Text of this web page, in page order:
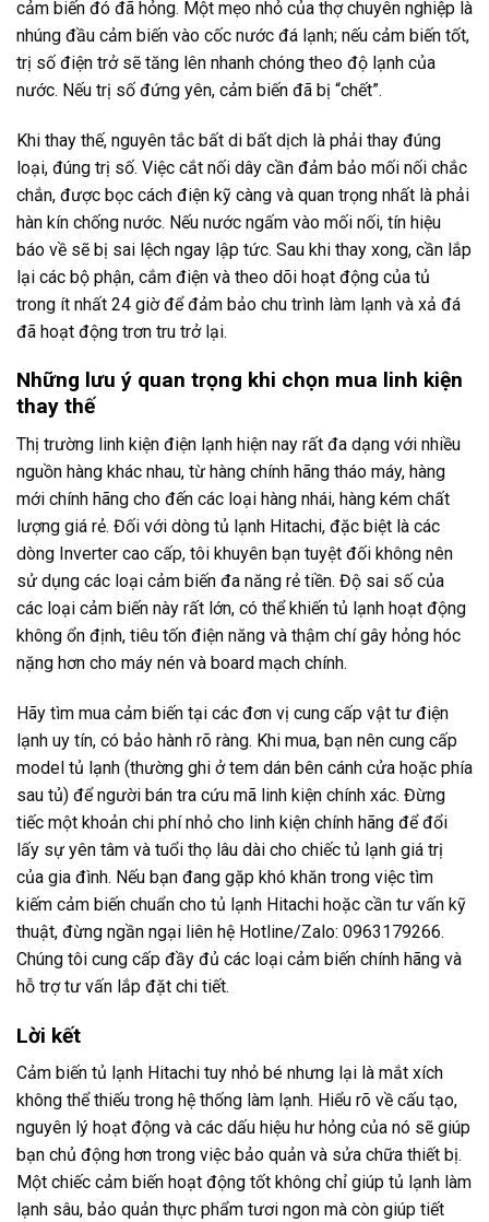
cảm biến đó đã hỏng. Một mẹo nhỏ của thợ chuyên nghiệp là
nhúng đầu cảm biến vào cốc nước đá lạnh; nếu cảm biến tốt,
trị số điện trở sẽ tăng lên nhanh chóng theo độ lạnh của
nước. Nếu trị số đứng yên, cảm biến đã bị “chết”.
Khi thay thế, nguyên tắc bất di bất dịch là phải thay đúng
loại, đúng trị số. Việc cắt nối dây cần đảm bảo mối nối chắc
chắn, được bọc cách điện kỹ càng và quan trọng nhất là phải
hàn kín chống nước. Nếu nước ngấm vào mối nối, tín hiệu
báo về sẽ bị sai lệch ngay lập tức. Sau khi thay xong, cần lắp
lại các bộ phận, cắm điện và theo dõi hoạt động của tủ
trong ít nhất 24 giờ để đảm bảo chu trình làm lạnh và xả đá
đã hoạt động trơn tru trở lại.
Những lưu ý quan trọng khi chọn mua linh kiện
thay thế
Thị trường linh kiện điện lạnh hiện nay rất đa dạng với nhiều
nguồn hàng khác nhau, từ hàng chính hãng tháo máy, hàng
mới chính hãng cho đến các loại hàng nhái, hàng kém chất
lượng giá rẻ. Đối với dòng tủ lạnh Hitachi, đặc biệt là các
dòng Inverter cao cấp, tôi khuyên bạn tuyệt đối không nên
sử dụng các loại cảm biến đa năng rẻ tiền. Độ sai số của
các loại cảm biến này rất lớn, có thể khiến tủ lạnh hoạt động
không ổn định, tiêu tốn điện năng và thậm chí gây hỏng hóc
nặng hơn cho máy nén và board mạch chính.
Hãy tìm mua cảm biến tại các đơn vị cung cấp vật tư điện
lạnh uy tín, có bảo hành rõ ràng. Khi mua, bạn nên cung cấp
model tủ lạnh (thường ghi ở tem dán bên cánh cửa hoặc phía
sau tủ) để người bán tra cứu mã linh kiện chính xác. Đừng
tiếc một khoản chi phí nhỏ cho linh kiện chính hãng để đổi
lấy sự yên tâm và tuổi thọ lâu dài cho chiếc tủ lạnh giá trị
của gia đình. Nếu bạn đang gặp khó khăn trong việc tìm
kiếm cảm biến chuẩn cho tủ lạnh Hitachi hoặc cần tư vấn kỹ
thuật, đừng ngần ngại liên hệ Hotline/Zalo: 0963179266.
Chúng tôi cung cấp đầy đủ các loại cảm biến chính hãng và
hỗ trợ tư vấn lắp đặt chi tiết.
Lời kết
Cảm biến tủ lạnh Hitachi tuy nhỏ bé nhưng lại là mắt xích
không thể thiếu trong hệ thống làm lạnh. Hiểu rõ về cấu tạo,
nguyên lý hoạt động và các dấu hiệu hư hỏng của nó sẽ giúp
bạn chủ động hơn trong việc bảo quản và sửa chữa thiết bị.
Một chiếc cảm biến hoạt động tốt không chỉ giúp tủ lạnh làm
lạnh sâu, bảo quản thực phẩm tươi ngon mà còn giúp tiết